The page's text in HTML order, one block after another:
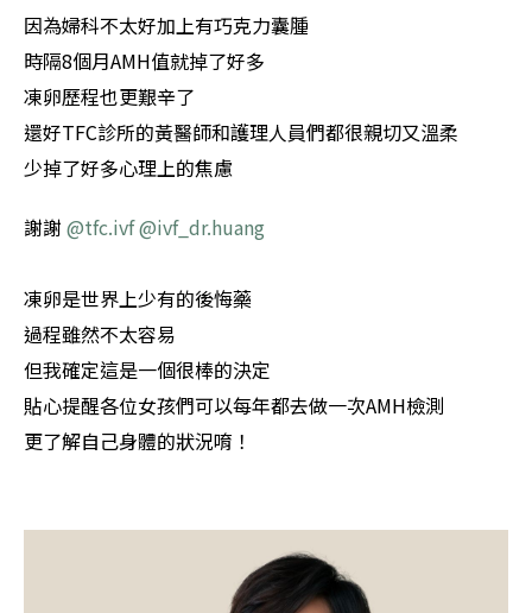
因為婦科不太好加上有巧克力囊腫
時隔8個月AMH值就掉了好多
凍卵歷程也更艱辛了
還好TFC診所的黃醫師和護理人員們都很親切又溫柔
少掉了好多心理上的焦慮
謝謝 @tfc.ivf@ivf_dr.huang
凍卵是世界上少有的後悔藥
過程雖然不太容易
但我確定這是一個很棒的決定
貼心提醒各位女孩們可以每年都去做一次AMH檢測
更了解自己身體的狀況唷！